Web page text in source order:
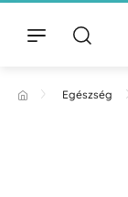
Egészség